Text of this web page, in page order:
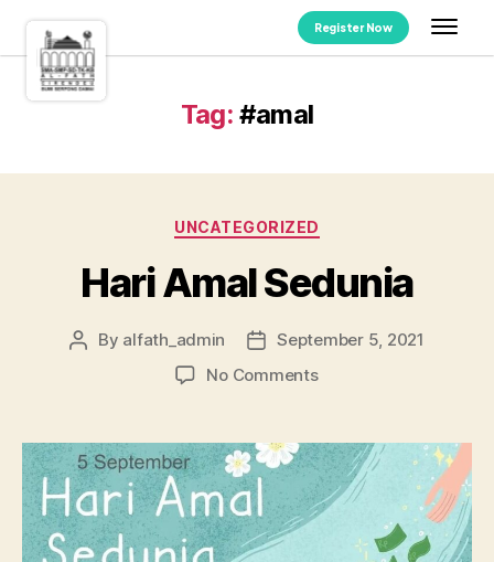
Register Now
Tag: #amal
UNCATEGORIZED
Hari Amal Sedunia
By alfath_admin
September 5, 2021
No Comments